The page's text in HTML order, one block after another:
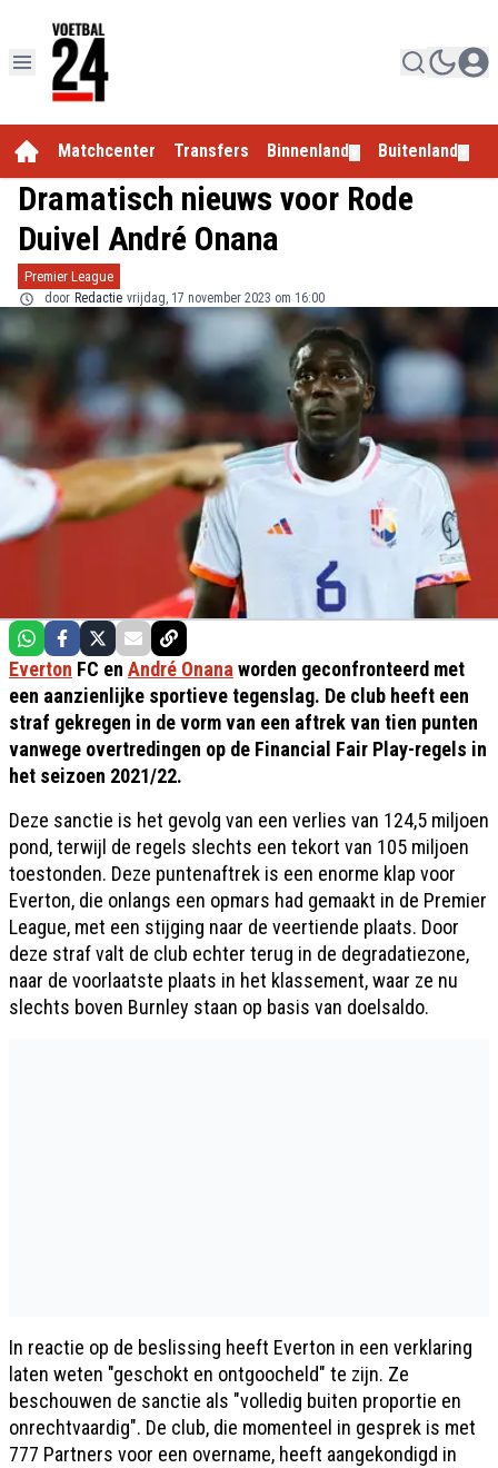
Matchcenter Transfers Binnenland Buitenland
Dramatisch nieuws voor Rode
Duivel André Onana
Premier League
door Redactie vrijdag, 17 november 2023 om 16:00
Everton FC en André Onana worden geconfronteerd met
een aanzienlijke sportieve tegenslag. De club heeft een
straf gekregen in de vorm van een aftrek van tien punten
vanwege overtredingen op de Financial Fair Play-regels in
het seizoen 2021/22.
Deze sanctie is het gevolg van een verlies van 124,5 miljoen
pond, terwijl de regels slechts een tekort van 105 miljoen
toestonden. Deze puntenaftrek is een enorme klap voor
Everton, die onlangs een opmars had gemaakt in de Premier
League, met een stijging naar de veertiende plaats. Door
deze straf valt de club echter terug in de degradatiezone,
naar de voorlaatste plaats in het klassement, waar ze nu
slechts boven Burnley staan op basis van doelsaldo.
In reactie op de beslissing heeft Everton in een verklaring
laten weten "geschokt en ontgoocheld" te zijn. Ze
beschouwen de sanctie als "volledig buiten proportie en
onrechtvaardig". De club, die momenteel in gesprek is met
777 Partners voor een overname, heeft aangekondigd in